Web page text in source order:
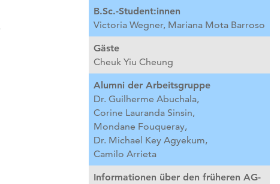
B.Sc.-Student:innen
Victoria Wegner, Mariana Mota Barroso
Gäste
Cheuk Yiu Cheung
Alumni der Arbeitsgruppe
Dr. Guilherme Abuchala,
Corine Lauranda Sinsin,
Mondane Fouqueray,
Dr. Michael Key Agyekum,
Camilo Arrieta
Informationen über den früheren AG-